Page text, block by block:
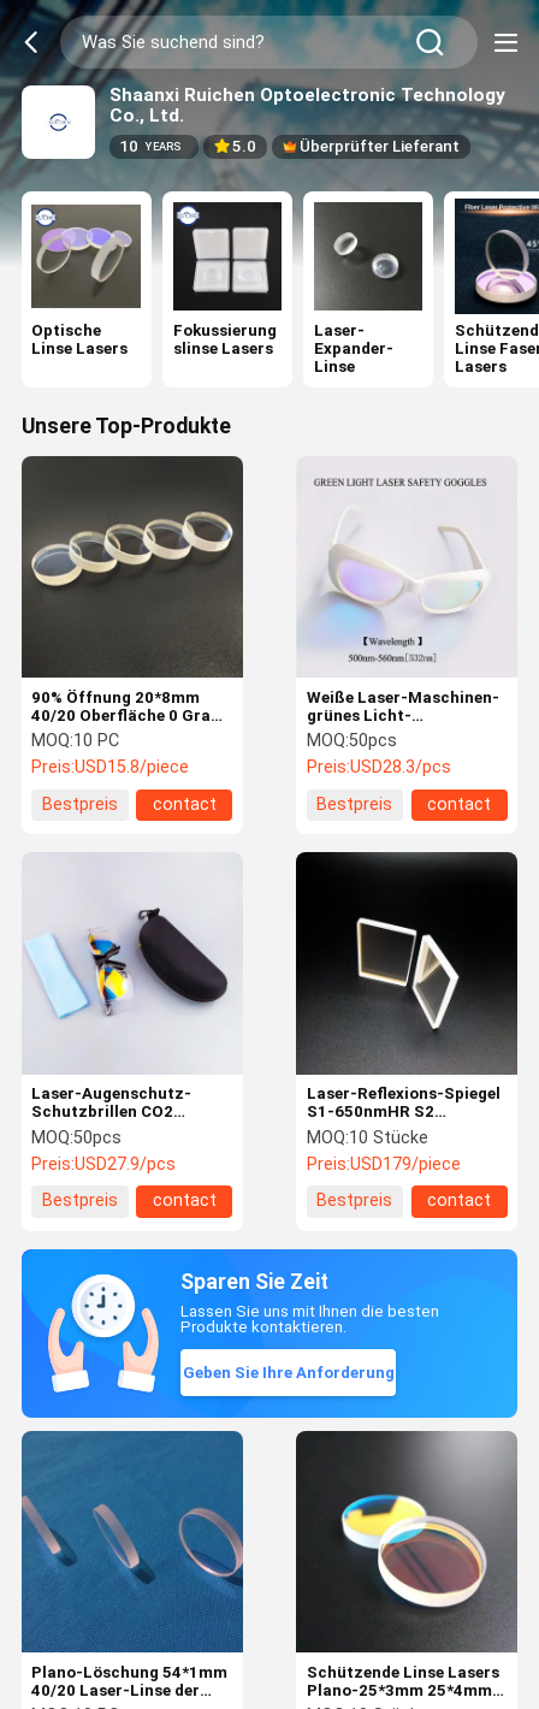
Shaanxi Ruichen Optoelectronic Technology
Co., Ltd.
10 YEARS 5.0 Überprüfter Lieferant
Optische
Linse Lasers
Fokussierung
slinse Lasers
Laser-
Expander-
Linse
Linse
Lasers
Unsere Top-Produkte
90% Öffnung 20*8mm
40/20 Oberfläche 0 Grad-
Laser-Ertrag-Linse
MOQ:10 PC
Preis:USD15.8/piece
Bestpreis
contact
Weiße Laser-Maschinen-
grünes Licht-
Lasersicherheits-
Schutzbrillen des
Rahmen-532nm
MOQ:50pcs
Preis:USD28.3/pcs
Bestpreis
contact
Laser-Augenschutz-
Schutzbrillen CO2
10600nm OD6+
doppelstöckige
MOQ:50pcs
Preis:USD27.9/pcs
Bestpreis
contact
Laser-Reflexions-Spiegel
S1-650nmHR S2
355nmHT H-K9L
80*80*6mm
MOQ:10 Stücke
Preis:USD179/piece
Bestpreis
contact
Sparen Sie Zeit
Lassen Sie uns mit Ihnen die besten
Produkte kontaktieren.
Geben Sie Ihre Anforderung
Schützende Linse Lasers
Plano-25*3mm 25*4mm
Plano-Löschung 54*1mm
40/20 Laser-Linse der